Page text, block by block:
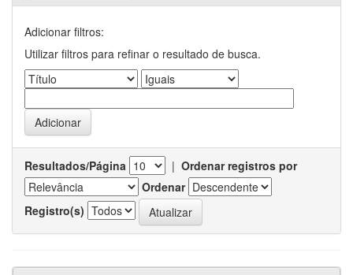
Adicionar filtros:
Utilizar filtros para refinar o resultado de busca.
Resultados/Página | Ordenar registros por
Ordenar
Registro(s)